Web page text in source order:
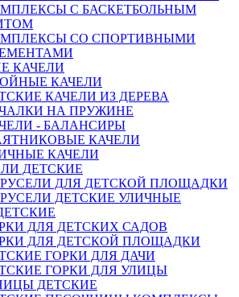
С БАСКЕТБОЛЬНЫМ
СО СПОРТИВНЫМИ
КАЧЕЛИ
КАЧЕЛИ
КАЧЕЛИ ИЗ ДЕРЕВА
НА ПРУЖИНЕ
- БАЛАНСИРЫ
КАЧЕЛИ
КАЧЕЛИ
ДЕТСКИЕ
ДЛЯ ДЕТСКОЙ ПЛОЩАДКИ
ДЕТСКИЕ УЛИЧНЫЕ
ДЛЯ ДЕТСКИХ САДОВ
ДЛЯ ДЕТСКОЙ ПЛОЩАДКИ
ГОРКИ ДЛЯ ДАЧИ
ГОРКИ ДЛЯ УЛИЦЫ
ДЕТСКИЕ